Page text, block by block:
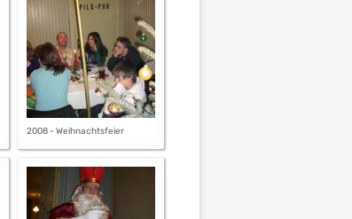
2008 - Weihnachtsfeier